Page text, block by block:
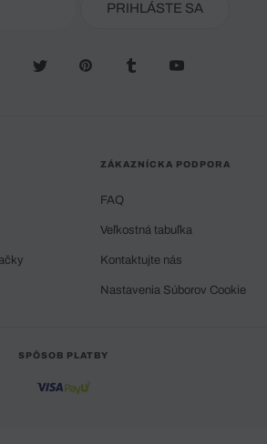
PRIHLÁSTE SA
ZÁKAZNÍCKA PODPORA
FAQ
Veľkostná tabuľka
Kontaktujte nás
Nastavenia Súborov Cookie
SPÔSOB PLATBY